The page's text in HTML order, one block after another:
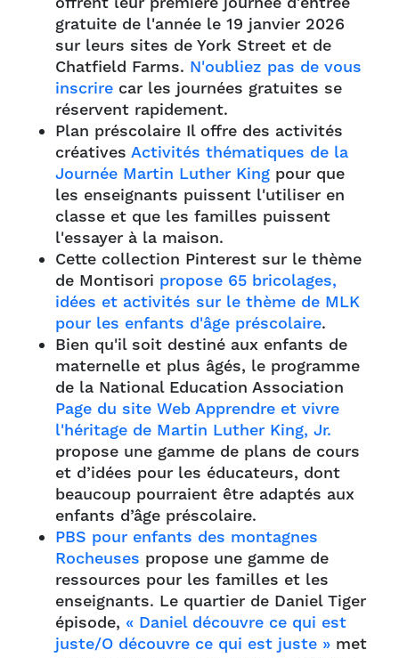
gratuite de l'année le 19 janvier 2026
sur leurs sites de York Street et de
Chatfield Farms. N'oubliez pas de vous
inscrire car les journées gratuites se
réservent rapidement.
Plan préscolaire Il offre des activités
créatives Activités thématiques de la
Journée Martin Luther King pour que
les enseignants puissent l'utiliser en
classe et que les familles puissent
l'essayer à la maison.
Cette collection Pinterest sur le thème
de Montisori propose 65 bricolages,
idées et activités sur le thème de MLK
pour les enfants d'âge préscolaire.
Bien qu'il soit destiné aux enfants de
maternelle et plus âgés, le programme
de la National Education Association
Page du site Web Apprendre et vivre
l'héritage de Martin Luther King, Jr.
propose une gamme de plans de cours
et d’idées pour les éducateurs, dont
beaucoup pourraient être adaptés aux
enfants d’âge préscolaire.
PBS pour enfants des montagnes
Rocheuses propose une gamme de
ressources pour les familles et les
enseignants. Le quartier de Daniel Tiger
épisode, « Daniel découvre ce qui est
juste/O découvre ce qui est juste » met